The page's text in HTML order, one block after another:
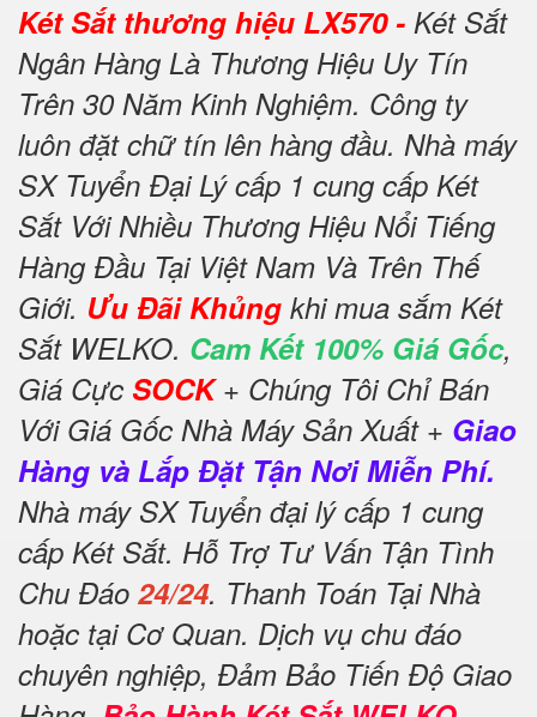
Két Sắt thương hiệu LX570 - Két Sắt
Ngân Hàng Là Thương Hiệu Uy Tín
Trên 30 Năm Kinh Nghiệm. Công ty
luôn đặt chữ tín lên hàng đầu. Nhà máy
SX Tuyển Đại Lý cấp 1 cung cấp Két
Sắt Với Nhiều Thương Hiệu Nổi Tiếng
Hàng Đầu Tại Việt Nam Và Trên Thế
Giới. Ưu Đãi Khủng khi mua sắm Két
Sắt WELKO. Cam Kết 100% Giá Gốc,
Giá Cực SOCK+ Chúng Tôi Chỉ Bán
Với Giá Gốc Nhà Máy Sản Xuất + Giao
Hàng và Lắp Đặt Tận Nơi Miễn Phí.
Nhà máy SX Tuyển đại lý cấp 1 cung
cấp Két Sắt. Hỗ Trợ Tư Vấn Tận Tình
Chu Đáo 24/24. Thanh Toán Tại Nhà
hoặc tại Cơ Quan. Dịch vụ chu đáo
chuyên nghiệp, Đảm Bảo Tiến Độ Giao